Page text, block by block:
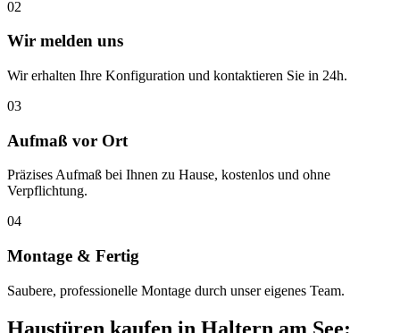
02
Wir melden uns
Wir erhalten Ihre Konfiguration und kontaktieren Sie in 24h.
03
Aufmaß vor Ort
Präzises Aufmaß bei Ihnen zu Hause, kostenlos und ohne
Verpflichtung.
04
Montage & Fertig
Saubere, professionelle Montage durch unser eigenes Team.
Haustüren kaufen in Haltern am See: